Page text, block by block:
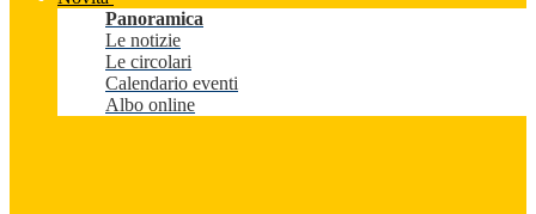
Panoramica
Le notizie
Le circolari
Calendario eventi
Albo online